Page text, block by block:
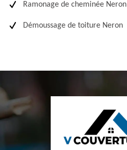
Ramonage de cheminée Neron
Démoussage de toiture Neron